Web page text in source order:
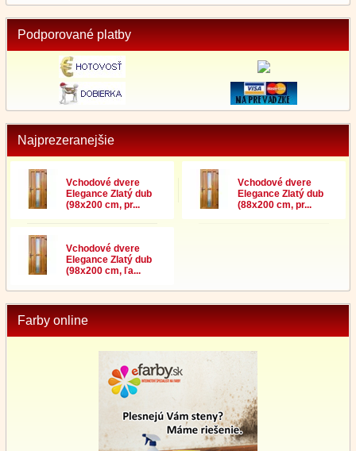
Podporované platby
Najprezeranejšie
Vchodové dvere
Elegance Zlatý dub
(98x200 cm, pr...
Vchodové dvere
Elegance Zlatý dub
(88x200 cm, pr...
Vchodové dvere
Elegance Zlatý dub
(98x200 cm, ľa...
Farby online